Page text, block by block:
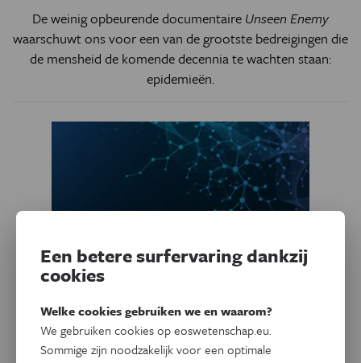
De weinig opbeurende documentaire Unseen Enemy
waarschuwt ons voor een van de grootste bedreigingen die
de mensheid de komende decennia te wachten staan:
epidemieën.
Gezondheid
Lab-in-een-koffer in strijd
Een betere surfervaring dankzij
cookies
Welke cookies gebruiken we en waarom?
We gebruiken cookies op eoswetenschap.eu.
Sommige zijn noodzakelijk voor een optimale